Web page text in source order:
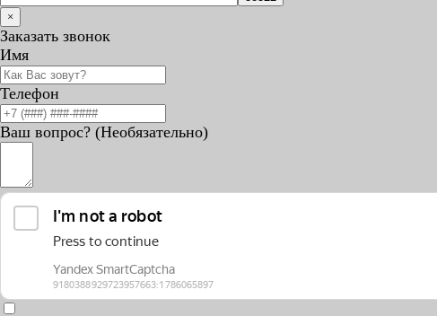
×
Заказать звонок
Имя
Телефон
Ваш вопрос? (Необязательно)